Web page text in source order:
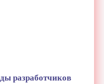
разработчиков